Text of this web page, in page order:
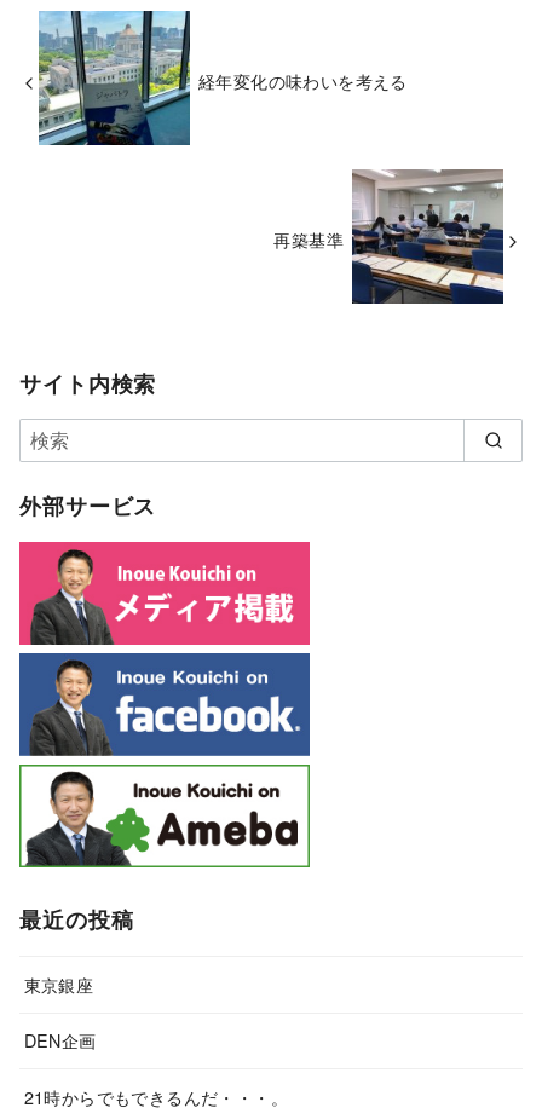
経年変化の味わいを考える
再築基準
サイト内検索
外部サービス
最近の投稿
東京銀座
DEN企画
21時からでもできるんだ・・・。